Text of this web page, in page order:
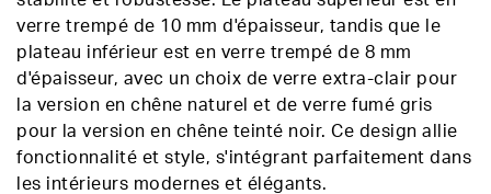
verre trempé de 10 mm d'épaisseur, tandis que le
plateau inférieur est en verre trempé de 8 mm
d'épaisseur, avec un choix de verre extra-clair pour
la version en chêne naturel et de verre fumé gris
pour la version en chêne teinté noir. Ce design allie
fonctionnalité et style, s'intégrant parfaitement dans
les intérieurs modernes et élégants.